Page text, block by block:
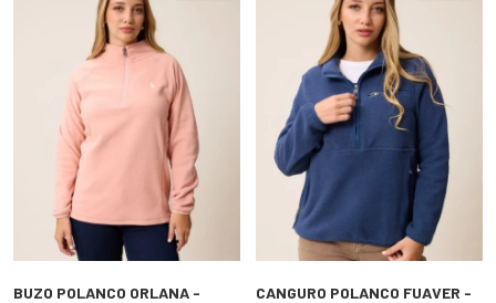
BUZO POLANCO ORLANA -
CANGURO POLANCO FUAVER -